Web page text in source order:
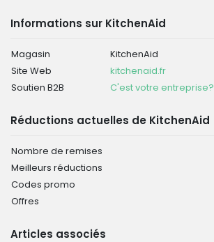
Informations sur KitchenAid
Magasin
KitchenAid
Site Web
kitchenaid.fr
Soutien B2B
C'est votre entreprise?
Réductions actuelles de KitchenAid
Nombre de remises
Meilleurs réductions
Codes promo
Offres
Articles associés